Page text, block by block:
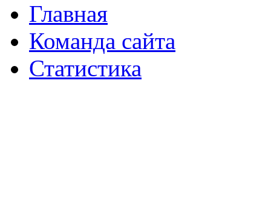
Главная
Команда сайта
Статистика